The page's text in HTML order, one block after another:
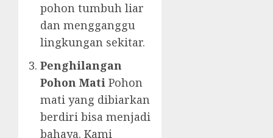
pohon tumbuh liar
dan mengganggu
lingkungan sekitar.
Penghilangan
Pohon Mati Pohon
mati yang dibiarkan
berdiri bisa menjadi
bahaya. Kami